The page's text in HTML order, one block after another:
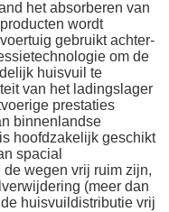
het absorberen van
wordt
gebruikt achter-
om de
huisvuil te
van het ladingslager
prestaties
binnenlandse
hoofdzakelijk geschikt
spacial
wegen vrij ruim zijn,
(meer dan
huisvuildistributie vrij